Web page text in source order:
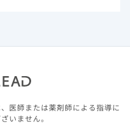
から尿中総蛋白/Cr比、尿
/Cr比、尿中β2MG
/Cr比は
医師または薬剤師による指導に
いません。